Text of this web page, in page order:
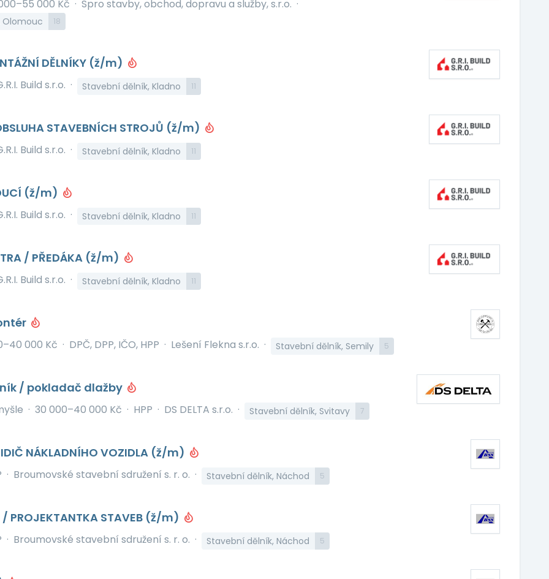
000 Kč · Spro stavby, obchod, dopravu a služby, s.r.o. ·
Olomouc 18
DĚLNÍKY (ž/m)
Build s.r.o. · Stavební dělník, Kladno 11
STAVEBNÍCH STROJŮ (ž/m)
Build s.r.o. · Stavební dělník, Kladno 11
(ž/m)
Build s.r.o. · Stavební dělník, Kladno 11
/ PŘEDÁKA (ž/m)
Build s.r.o. · Stavební dělník, Kladno 11
000 Kč · DPČ, DPP, IČO, HPP · Lešení Flekna s.r.o. · Stavební dělník, Semily 5
/ pokladač dlažby
· 30 000–40 000 Kč · HPP · DS DELTA s.r.o. · Stavební dělník, Svitavy 7
NÁKLADNÍHO VOZIDLA (ž/m)
· Broumovské stavební sdružení s. r. o. · Stavební dělník, Náchod 5
/ PROJEKTANTKA STAVEB (ž/m)
· Broumovské stavební sdružení s. r. o. · Stavební dělník, Náchod 5